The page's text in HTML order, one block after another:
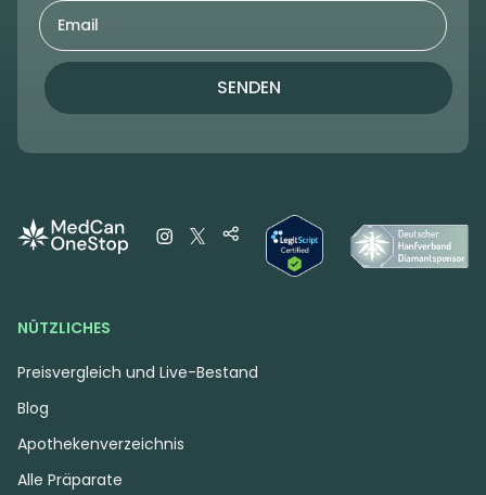
SENDEN
NÜTZLICHES
Preisvergleich und Live-Bestand
Blog
Apothekenverzeichnis
Alle Präparate